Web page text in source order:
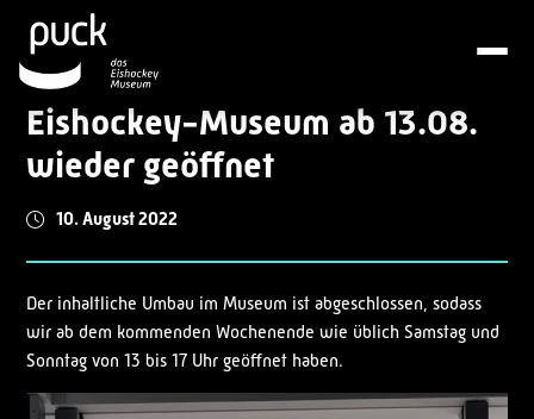
Eishockey-Museum ab 13.08.
wieder geöffnet
10. August 2022
Der inhaltliche Umbau im Museum ist abgeschlossen, sodass
wir ab dem kommenden Wochenende wie üblich Samstag und
Sonntag von 13 bis 17 Uhr geöffnet haben.